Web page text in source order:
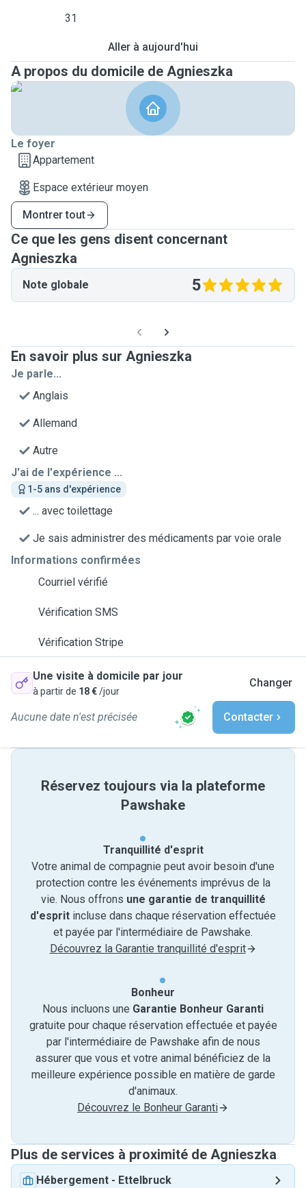
31
Aller à aujourd'hui
A propos du domicile de Agnieszka
Le foyer
Appartement
Espace extérieur moyen
Montrer tout
Ce que les gens disent concernant
Agnieszka
Note globale 5
En savoir plus sur Agnieszka
Je parle...
Anglais
Allemand
Autre
J'ai de l'expérience ...
1-5 ans d'expérience
... avec toilettage
Je sais administrer des médicaments par voie orale
Informations confirmées
Courriel vérifié
Vérification SMS
Vérification Stripe
Une visite à domicile par jour
à partir de 18 €/jour
Changer
Aucune date n'est précisée Contacter
Réservez toujours via la plateforme
Pawshake
Tranquillité d'esprit
Votre animal de compagnie peut avoir besoin d'une
protection contre les événements imprévus de la
vie. Nous offrons une garantie de tranquillité
d'esprit incluse dans chaque réservation effectuée
et payée par l'intermédiaire de Pawshake.
Découvrez la Garantie tranquillité d'esprit
Bonheur
Nous incluons une Garantie Bonheur Garanti
gratuite pour chaque réservation effectuée et payée
par l'intermédiaire de Pawshake afin de nous
assurer que vous et votre animal bénéficiez de la
meilleure expérience possible en matière de garde
d'animaux.
Découvrez le Bonheur Garanti
Plus de services à proximité de Agnieszka
Hébergement - Ettelbruck